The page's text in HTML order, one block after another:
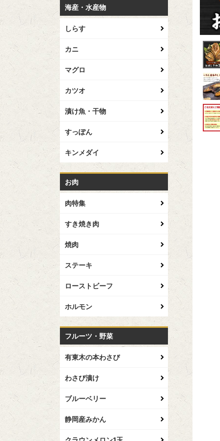
海産・水産物
しらす
カニ
マグロ
カツオ
漬け魚・干物
すっぽん
キンメダイ
お肉
肉特集
すき焼き肉
焼肉
ステーキ
ローストビーフ
ホルモン
フルーツ・野菜
有東木の本わさび
わさび漬け
ブルーベリー
静岡産みかん